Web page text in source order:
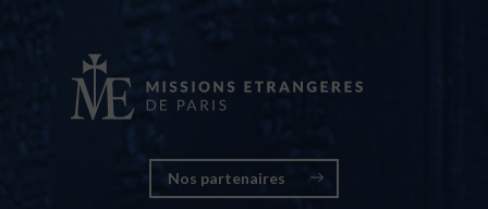
Nos partenaires